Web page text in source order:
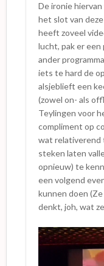
De ironie
het slot van
heeft zoveel
lucht, pak er een
ander
iets te hard de
alsjeblieft een
(zowel on- als
Teylingen voor
compliment op
wat relativerend
steken laten
opnieuw) te
een volgend
kunnen doen
denkt, joh, wat